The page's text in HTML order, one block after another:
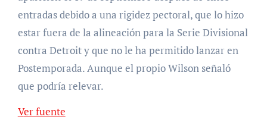
entradas debido a una rigidez pectoral, que lo hizo
estar fuera de la alineación para la Serie Divisional
contra Detroit y que no le ha permitido lanzar en
Postemporada. Aunque el propio Wilson señaló
que podría relevar.
Ver fuente